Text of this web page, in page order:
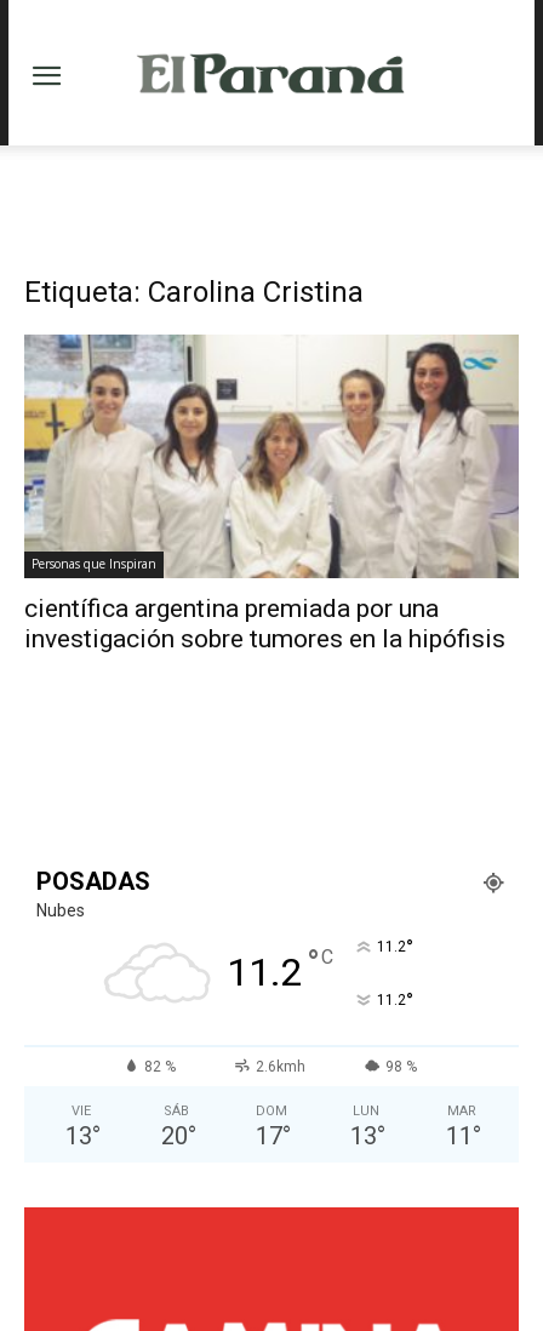
Etiqueta: Carolina Cristina
Personas que Inspiran
científica argentina premiada por una
investigación sobre tumores en la hipófisis
POSADAS
Nubes
11.2 °C 11.2°
11.2°
82 % 2.6kmh 98 %
VIE
13°
SÁB
20°
DOM
17°
LUN
13°
MAR
11 °